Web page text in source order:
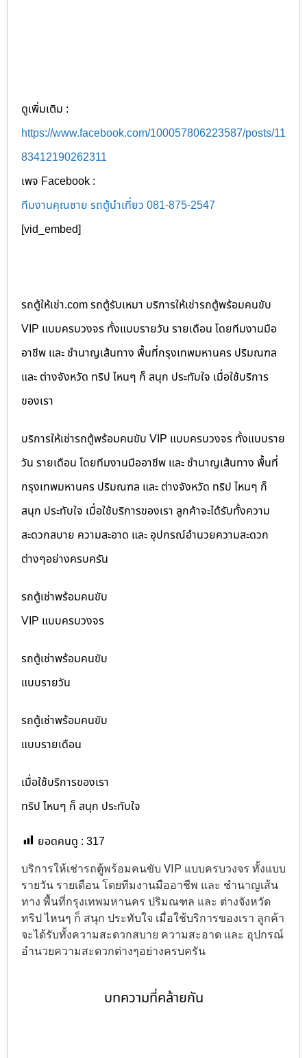
ดูเพิ่มเติม :
https://www.facebook.com/100057806223587/posts/11
83412190262311
เพจ Facebook :
ทีมงานคุณชาย รถตู้นำเที่ยว 081-875-2547
[vid_embed]
รถตู้ให้เช่า.com รถตู้รับเหมา บริการให้เช่ารถตู้พร้อมคนขับ
VIP แบบครบวงจร ทั้งแบบรายวัน รายเดือน โดยทีมงานมือ
อาชีพ และ ชำนาญเส้นทาง พื้นที่กรุงเทพมหานคร ปริมณฑล
และ ต่างจังหวัด ทริป ไหนๆ ก็ สนุก ประทับใจ เมื่อใช้บริการ
ของเรา
บริการให้เช่ารถตู้พร้อมคนขับ VIP แบบครบวงจร ทั้งแบบราย
วัน รายเดือน โดยทีมงานมืออาชีพ และ ชำนาญเส้นทาง พื้นที่
กรุงเทพมหานคร ปริมณฑล และ ต่างจังหวัด ทริป ไหนๆ ก็
สนุก ประทับใจ เมื่อใช้บริการของเรา ลูกค้าจะได้รับทั้งความ
สะดวกสบาย ความสะอาด และ อุปกรณ์อำนวยความสะดวก
ต่างๆอย่างครบครัน
รถตู้เช่าพร้อมคนขับ
VIP แบบครบวงจร
รถตู้เช่าพร้อมคนขับ
แบบรายวัน
รถตู้เช่าพร้อมคนขับ
แบบรายเดือน
เมื่อใช้บริการของเรา
ทริป ไหนๆ ก็ สนุก ประทับใจ
ยอดคนดู : 317
บริการให้เช่ารถตู้พร้อมคนขับ VIP แบบครบวงจร ทั้งแบบ
รายวัน รายเดือน โดยทีมงานมืออาชีพ และ ชำนาญเส้น
ทาง พื้นที่กรุงเทพมหานคร ปริมณฑล และ ต่างจังหวัด
ทริป ไหนๆ ก็ สนุก ประทับใจ เมื่อใช้บริการของเรา ลูกค้า
จะได้รับทั้งความสะดวกสบาย ความสะอาด และ อุปกรณ์
อำนวยความสะดวกต่างๆอย่างครบครัน
บทความที่คล้ายกัน